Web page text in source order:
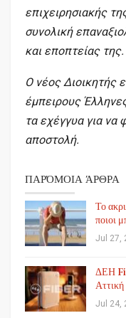
επιχειρησιακής
συνολική
και εποπτείας της.
Ο νέος Διοικητής
έμπειρους
τα εχέγγυα για να
αποστολή.
ΠΑΡΌΜΟΙΑ ΆΡΘΡΑ
Το
ποιοι
Jul 27,
ΔΕΗ
Jul 24,